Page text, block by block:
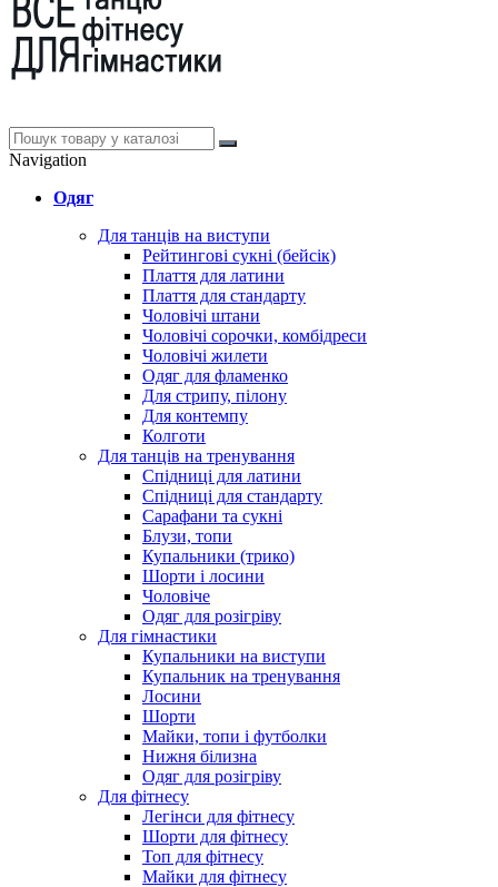
Navigation
Одяг
Для танців на виступи
Рейтингові сукні (бейсік)
Плаття для латини
Плаття для стандарту
Чоловічі штани
Чоловічі сорочки, комбідреси
Чоловічі жилети
Одяг для фламенко
Для стрипу, пілону
Для контемпу
Колготи
Для танців на тренування
Спідниці для латини
Спідниці для стандарту
Сарафани та сукні
Блузи, топи
Купальники (трико)
Шорти і лосини
Чоловіче
Одяг для розігріву
Для гімнастики
Купальники на виступи
Купальник на тренування
Лосини
Шорти
Майки, топи і футболки
Нижня білизна
Одяг для розігріву
Для фітнесу
Легінси для фітнесу
Шорти для фітнесу
Топ для фітнесу
Майки для фітнесу